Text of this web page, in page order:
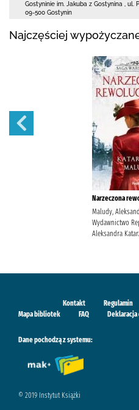
Gostyninie im. Jakuba z Gostynina
ul.
09-500 Gostynin
Najczęściej
Narzeczona
Maludy,
Wydawnictwo
Aleksandra
Kontakt Regulamin
Mapa bibliotek
FAQ
Dane pochodzą z systemu:
© 2019 Instytut Książki